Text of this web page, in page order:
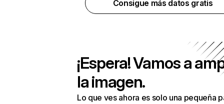
Consigue más datos gratis
¡Espera! Vamos a
la imagen.
Lo que ves ahora es solo una pequeña